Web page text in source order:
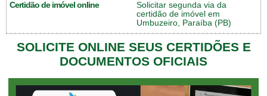
Certidão de imóvel online
Solicitar segunda via da
certidão de imóvel em
Umbuzeiro, Paraíba (PB)
SOLICITE ONLINE SEUS CERTIDÕES E
DOCUMENTOS OFICIAIS